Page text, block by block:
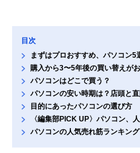
目次
まずはプロおすすめ、パソコン5
購入から3〜5年後の買い替えが
パソコンはどこで買う？
パソコンの安い時期は？店頭と
目的にあったパソコンの選び方
〈編集部PICK UP〉パソコン、
パソコンの人気売れ筋ランキング